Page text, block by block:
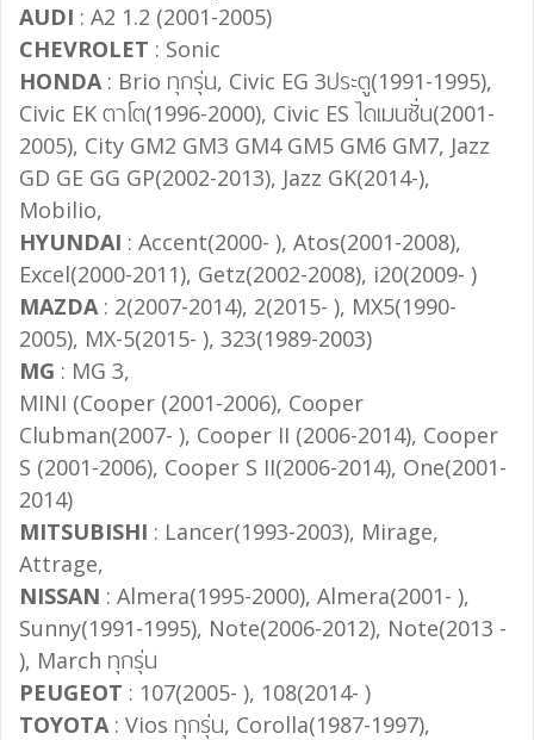
AUDI : A2 1.2 (2001-2005)
CHEVROLET : Sonic
HONDA: Brio ทุกรุ่น, Civic EG 3ประตู(1991-1995),
Civic EK ตาโต(1996-2000), Civic ES ไดเมนชั่น(2001-
2005), City GM2 GM3 GM4 GM5 GM6 GM7, Jazz
GD GE GG GP(2002-2013), Jazz GK(2014-),
Mobilio,
HYUNDAI : Accent(2000- ), Atos(2001-2008),
Excel(2000-2011), Getz(2002-2008), i20(2009- )
MAZDA: 2(2007-2014), 2(2015- ), MX5(1990-
2005), MX-5(2015- ), 323(1989-2003)
MG : MG 3,
MINI (Cooper (2001-2006), Cooper
Clubman(2007- ), Cooper II (2006-2014), Cooper
S (2001-2006), Cooper S II(2006-2014), One(2001-
2014)
MITSUBISHI : Lancer(1993-2003), Mirage,
Attrage,
NISSAN : Almera(1995-2000), Almera(2001- ),
Sunny(1991-1995), Note(2006-2012), Note(2013 -
), March ทุกรุ่น
PEUGEOT : 107(2005- ), 108(2014- )
TOYOTA: Vios ทุกรุ่น, Corolla(1987-1997),